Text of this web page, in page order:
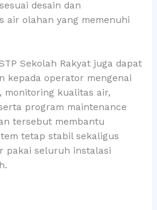
desain dan
air olahan yang memenuhi
Sekolah Rakyat juga dapat
kepada operator mengenai
monitoring kualitas air,
program maintenance
tersebut membantu
tetap stabil sekaligus
pakai seluruh instalasi